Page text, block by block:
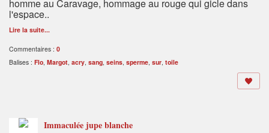
homme au Caravage, hommage au rouge qui gicle dans
l'espace..
Lire la suite...
Commentaires : 0
Balises : Flo, Margot, acry, sang, seins, sperme, sur, toile
Immaculée jupe blanche